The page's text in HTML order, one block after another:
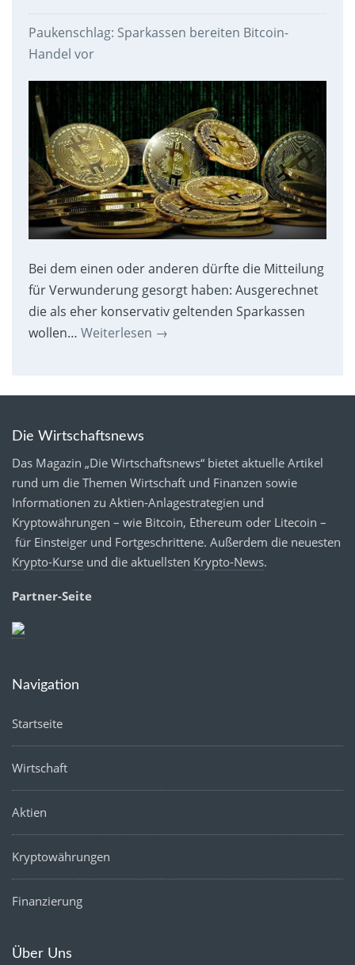
Paukenschlag: Sparkassen bereiten Bitcoin-
Handel vor
Bei dem einen oder anderen dürfte die Mitteilung
für Verwunderung gesorgt haben: Ausgerechnet
die als eher konservativ geltenden Sparkassen
wollen… Weiterlesen →
Die Wirtschaftsnews
Das Magazin „Die Wirtschaftsnews“ bietet aktuelle Artikel
rund um die Themen Wirtschaft und Finanzen sowie
Informationen zu Aktien-Anlagestrategien und
Kryptowährungen – wie Bitcoin, Ethereum oder Litecoin –
für Einsteiger und Fortgeschrittene. Außerdem die neuesten
Krypto-Kurse und die aktuellsten Krypto-News.
Partner-Seite
Navigation
Startseite
Wirtschaft
Aktien
Kryptowährungen
Finanzierung
Über Uns